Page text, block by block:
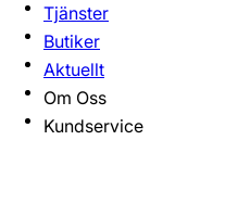
Tjänster
Butiker
Aktuellt
Om Oss
Kundservice